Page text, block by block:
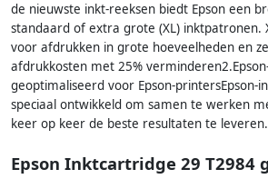
de nieuwste inkt-reeksen biedt Epson een
standaard of extra grote (XL) inktpatronen.
voor afdrukken in grote hoeveelheden en
afdrukkosten met 25%
geoptimaliseerd voor Epson-printersEpson-
speciaal ontwikkeld om samen te werken
keer op keer de beste resultaten te leveren.
Epson Inktcartridge 29 T2984